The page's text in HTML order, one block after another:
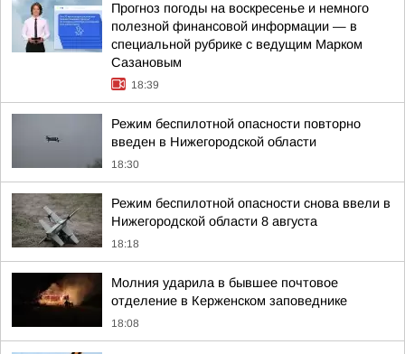
Прогноз погоды на воскресенье и немного
полезной финансовой информации — в
специальной рубрике с ведущим Марком
Сазановым
18:39
Режим беспилотной опасности повторно
введен в Нижегородской области
18:30
Режим беспилотной опасности снова ввели в
Нижегородской области 8 августа
18:18
Молния ударила в бывшее почтовое
отделение в Керженском заповеднике
18:08